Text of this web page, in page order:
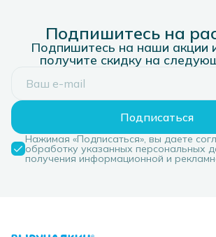
Подпишитесь на
Подпишитесь на наши акции
получите скидку на
Подписаться
Нажимая «Подписаться», вы даете
обработку указанных персональных
получения информационной и